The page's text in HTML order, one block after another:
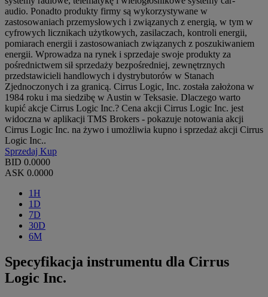
audio. Ponadto produkty firmy są wykorzystywane w
zastosowaniach przemysłowych i związanych z energią, w tym w
cyfrowych licznikach użytkowych, zasilaczach, kontroli energii,
pomiarach energii i zastosowaniach związanych z poszukiwaniem
energii. Wprowadza na rynek i sprzedaje swoje produkty za
pośrednictwem sił sprzedaży bezpośredniej, zewnętrznych
przedstawicieli handlowych i dystrybutorów w Stanach
Zjednoczonych i za granicą. Cirrus Logic, Inc. została założona w
1984 roku i ma siedzibę w Austin w Teksasie. Dlaczego warto
kupić akcje Cirrus Logic Inc.? Cena akcji Cirrus Logic Inc. jest
widoczna w aplikacji TMS Brokers - pokazuje notowania akcji
Cirrus Logic Inc. na żywo i umożliwia kupno i sprzedaż akcji Cirrus
Logic Inc..
Sprzedaj Kup
BID 0.0000
ASK 0.0000
1H
1D
7D
30D
6M
Specyfikacja instrumentu dla Cirrus
Logic Inc.